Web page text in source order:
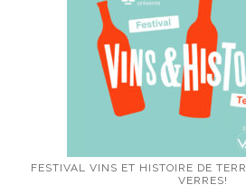
FESTIVAL VINS ET HISTOIRE DE
VERRES!